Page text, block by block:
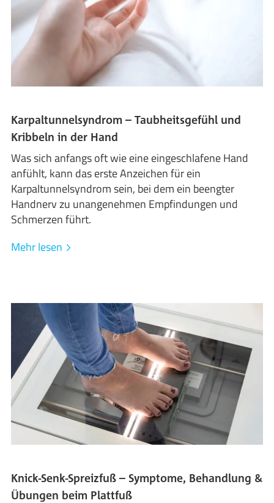
Karpaltunnelsyndrom – Taubheitsgefühl und
Kribbeln in der Hand
Was sich anfangs oft wie eine eingeschlafene Hand
anfühlt, kann das erste Anzeichen für ein
Karpaltunnelsyndrom sein, bei dem ein beengter
Handnerv zu unangenehmen Empfindungen und
Schmerzen führt.
Mehr lesen
Knick-Senk-Spreizfuß – Symptome, Behandlung &
Übungen beim Plattfuß